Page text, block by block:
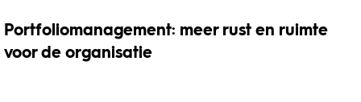
Portfoliomanagement: meer rust en ruimte
voor de organisatie